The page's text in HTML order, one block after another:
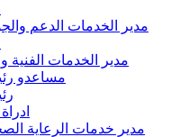
مدير الخدمات الدعم
مدير الخدمات الفنية
مساعدو
مدير خدمات الرعاية